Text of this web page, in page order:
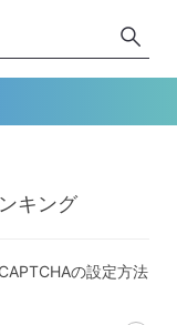
キング
の設定方法